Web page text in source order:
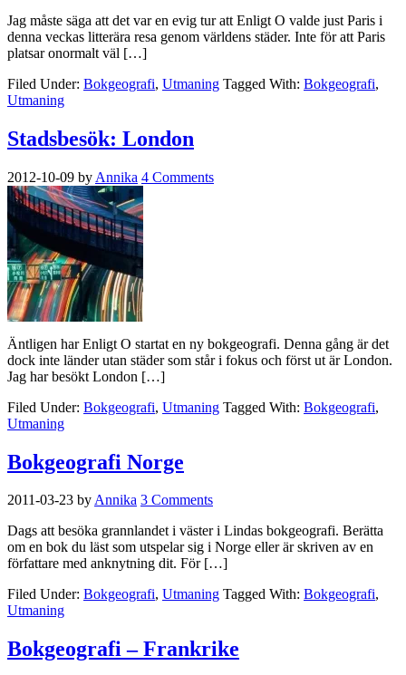
Jag måste säga att det var en evig tur att Enligt O valde just Paris i
denna veckas litterära resa genom världens städer. Inte för att Paris
platsar onormalt väl […]
Filed Under: Bokgeografi, Utmaning Tagged With: Bokgeografi,
Utmaning
Stadsbesök: London
2012-10-09 by Annika 4 Comments
Äntligen har Enligt O startat en ny bokgeografi. Denna gång är det
dock inte länder utan städer som står i fokus och först ut är London.
Jag har besökt London […]
Filed Under: Bokgeografi, Utmaning Tagged With: Bokgeografi,
Utmaning
Bokgeografi Norge
2011-03-23 byAnnika 3 Comments
Dags att besöka grannlandet i väster i Lindas bokgeografi. Berätta
om en bok du läst som utspelar sig i Norge eller är skriven av en
författare med anknytning dit. För […]
Filed Under: Bokgeografi, Utmaning Tagged With: Bokgeografi,
Utmaning
Bokgeografi – Frankrike